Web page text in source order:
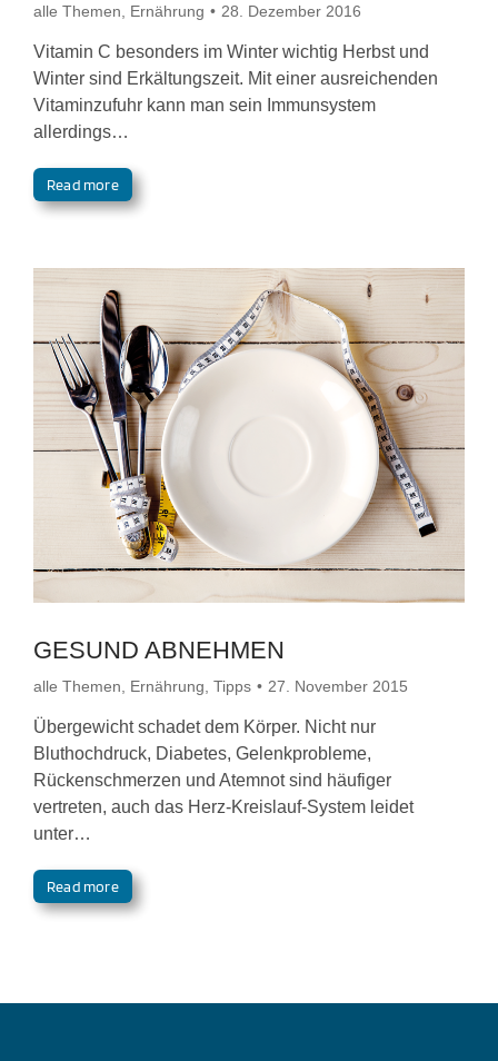
alle Themen Ernährung 28. Dezember 2016
Vitamin C besonders im Winter wichtig Herbst und
Winter sind Erkältungszeit. Mit einer ausreichenden
Vitaminzufuhr kann man sein Immunsystem
allerdings…
Read more
GESUND ABNEHMEN
alle Themen, Ernährung, Tipps 27. November 2015
Übergewicht schadet dem Körper. Nicht nur
Bluthochdruck, Diabetes, Gelenkprobleme,
Rückenschmerzen und Atemnot sind häufiger
vertreten, auch das Herz-Kreislauf-System leidet
unter…
Read more